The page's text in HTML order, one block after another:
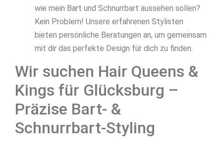
wie mein Bart und Schnurrbart aussehen sollen?
Kein Problem! Unsere erfahrenen Stylisten
bieten persönliche Beratungen an, um gemeinsam
mit dir das perfekte Design für dich zu finden.
Wir suchen Hair Queens &
Kings für Glücksburg –
Präzise Bart- &
Schnurrbart-Styling